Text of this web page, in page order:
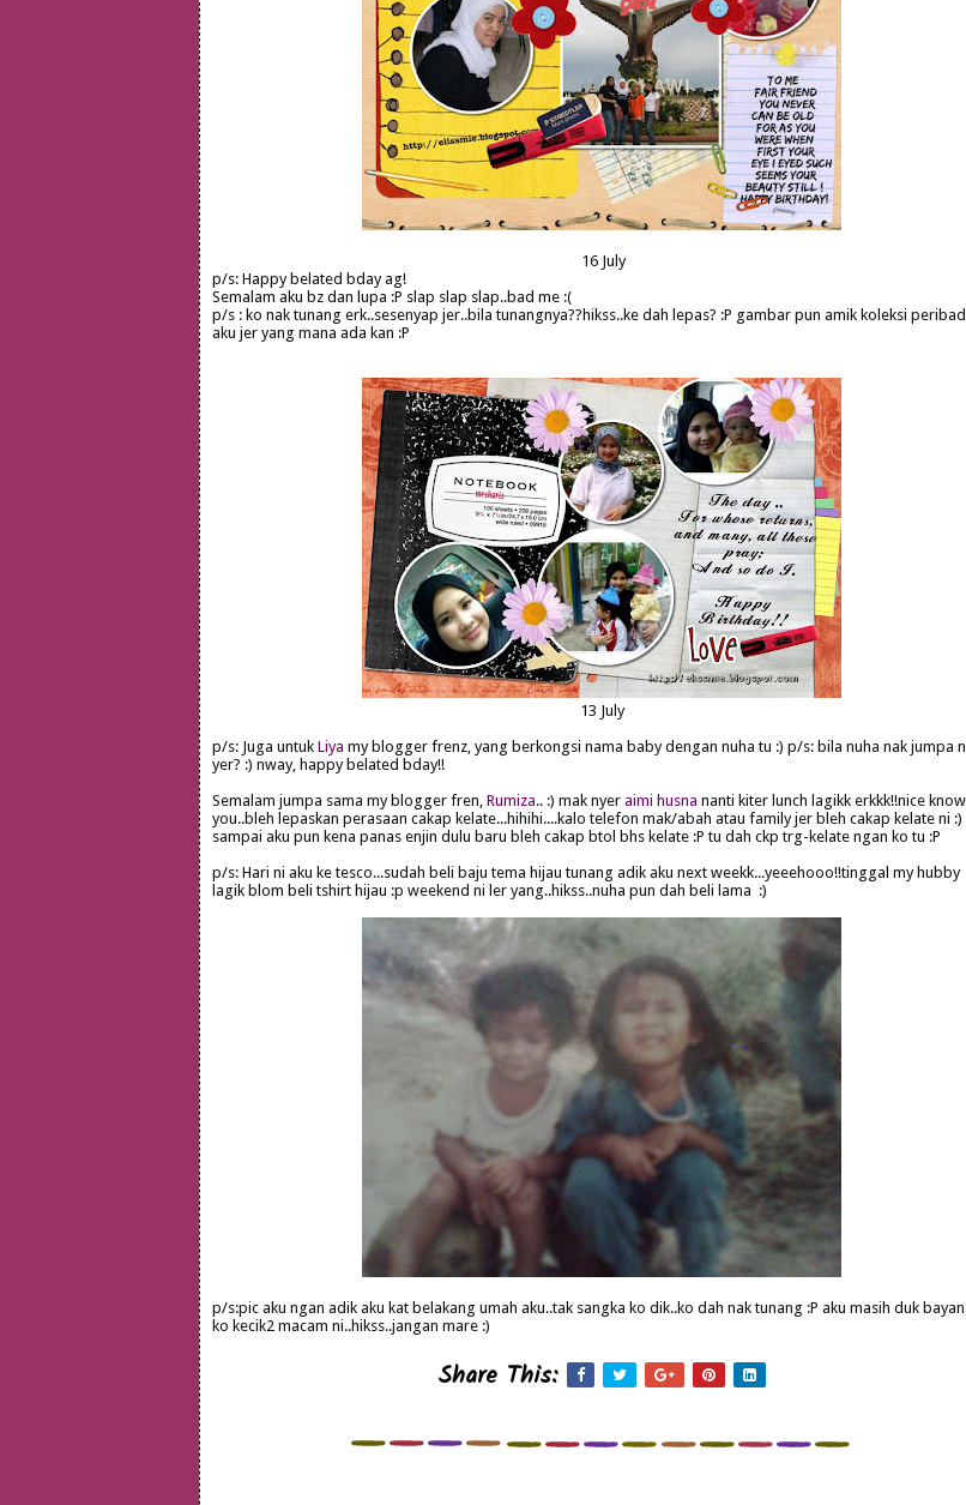
16 July
p/s: Happy belated bday ag!
Semalam aku bz dan lupa :P slap slap slap..bad me :(
p/s : ko nak tunang erk..sesenyap jer..bila tunangnya??hikss..ke dah lepas? :P gambar pun amik koleksi
aku jer yang mana ada kan :P
13 July
p/s: Juga untuk Liya my blogger frenz, yang berkongsi nama baby dengan nuha tu :) p/s: bila nuha nak jumpa
yer? :) nway, happy belated bday!!
Semalam jumpa sama my blogger fren, Rumiza.. :) mak nyer aimi husna nanti kiter lunch lagikk erkkk!!nice
you..bleh lepaskan perasaan cakap kelate...hihihi....kalo telefon mak/abah atau family jer bleh cakap kelate ni :)
sampai aku pun kena panas enjin dulu baru bleh cakap btol bhs kelate :P tu dah ckp trg-kelate ngan ko tu :P
p/s: Hari ni aku ke tesco...sudah beli baju tema hijau tunang adik aku next weekk...yeeehooo!!tinggal my hubby
lagik blom beli tshirt hijau :p weekend ni ler yang..hikss..nuha pun dah beli lama :)
p/s:pic aku ngan adik aku kat belakang umah aku..tak sangka ko dik..ko dah nak tunang :P aku masih duk
ko kecik2 macam ni..hikss..jangan mare :)
Share This: